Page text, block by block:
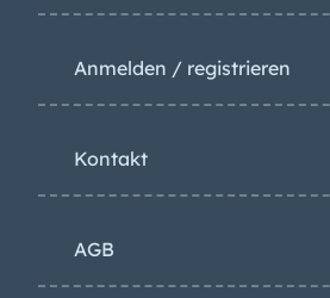
Anmelden / registrieren
Kontakt
AGB